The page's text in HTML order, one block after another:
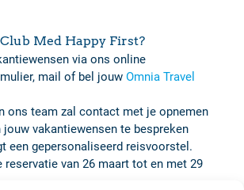
Med Happy First?
via ons online
mail of bel jouw Omnia Travel
ons team zal contact met je opnemen
vakantiewensen te bespreken
een gepersonaliseerd reisvoorstel.
reservatie van 26 maart tot en met 29